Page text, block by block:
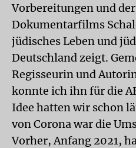
Vorbereitungen und
Dokumentarfilms
jüdisches Leben und
Deutschland zeigt.
Regisseurin und
konnte ich ihn für die
Idee hatten wir schon
von Corona war die
Vorher, Anfang 2021,